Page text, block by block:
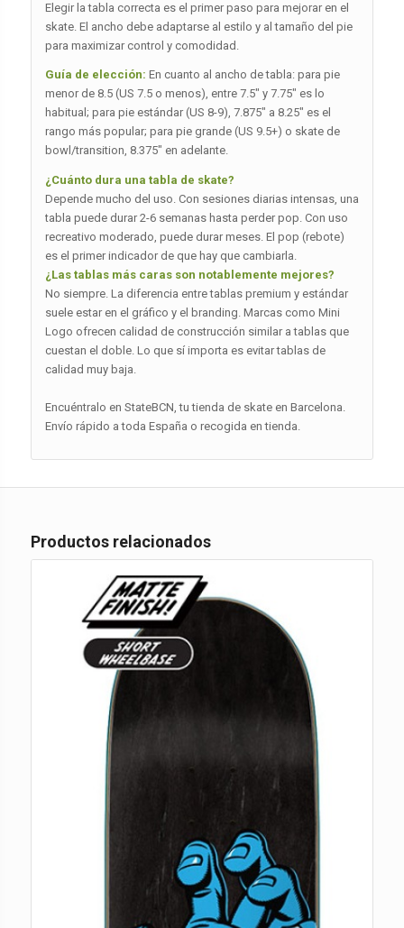
Elegir la tabla correcta es el primer paso para mejorar en el
skate. El ancho debe adaptarse al estilo y al tamaño del pie
para maximizar control y comodidad.
Guía de elección: En cuanto al ancho de tabla: para pie
menor de 8.5 (US 7.5 o menos), entre 7.5″ y 7.75″ es lo
habitual; para pie estándar (US 8-9), 7.875″ a 8.25″ es el
rango más popular; para pie grande (US 9.5+) o skate de
bowl/transition, 8.375″ en adelante.
¿Cuánto dura una tabla de skate?
Depende mucho del uso. Con sesiones diarias intensas, una
tabla puede durar 2-6 semanas hasta perder pop. Con uso
recreativo moderado, puede durar meses. El pop (rebote)
es el primer indicador de que hay que cambiarla.
¿Las tablas más caras son notablemente mejores?
No siempre. La diferencia entre tablas premium y estándar
suele estar en el gráfico y el branding. Marcas como Mini
Logo ofrecen calidad de construcción similar a tablas que
cuestan el doble. Lo que sí importa es evitar tablas de
calidad muy baja.
Encuéntralo en StateBCN, tu tienda de skate en Barcelona.
Envío rápido a toda España o recogida en tienda.
Productos relacionados